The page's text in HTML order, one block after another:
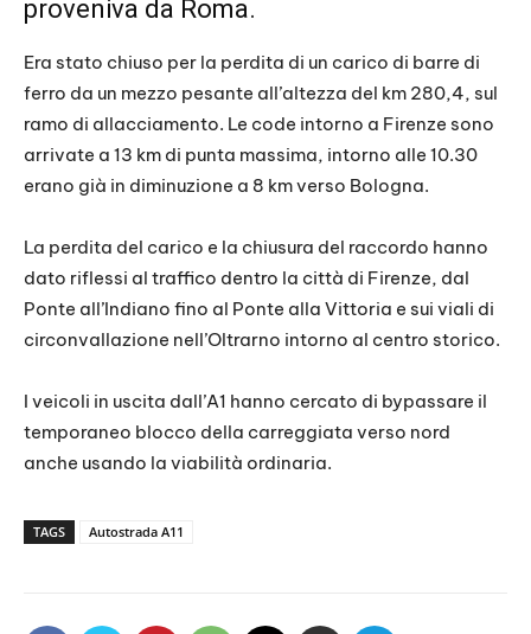
proveniva da Roma.
Era stato chiuso per la perdita di un carico di barre di
ferro da un mezzo pesante all’altezza del km 280,4, sul
ramo di allacciamento. Le code intorno a Firenze sono
arrivate a 13 km di punta massima, intorno alle 10.30
erano già in diminuzione a 8 km verso Bologna.
La perdita del carico e la chiusura del raccordo hanno
dato riflessi al traffico dentro la città di Firenze, dal
Ponte all’Indiano fino al Ponte alla Vittoria e sui viali di
circonvallazione nell’Oltrarno intorno al centro storico.
I veicoli in uscita dall’A1 hanno cercato di bypassare il
temporaneo blocco della carreggiata verso nord
anche usando la viabilità ordinaria.
TAGS Autostrada A11